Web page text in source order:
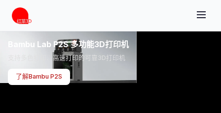
Bambu Lab P2S 多功能3D打印机
支持多色打印、高速打印的可靠3D打印机
了解Bambu P2S